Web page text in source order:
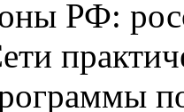
РФ: